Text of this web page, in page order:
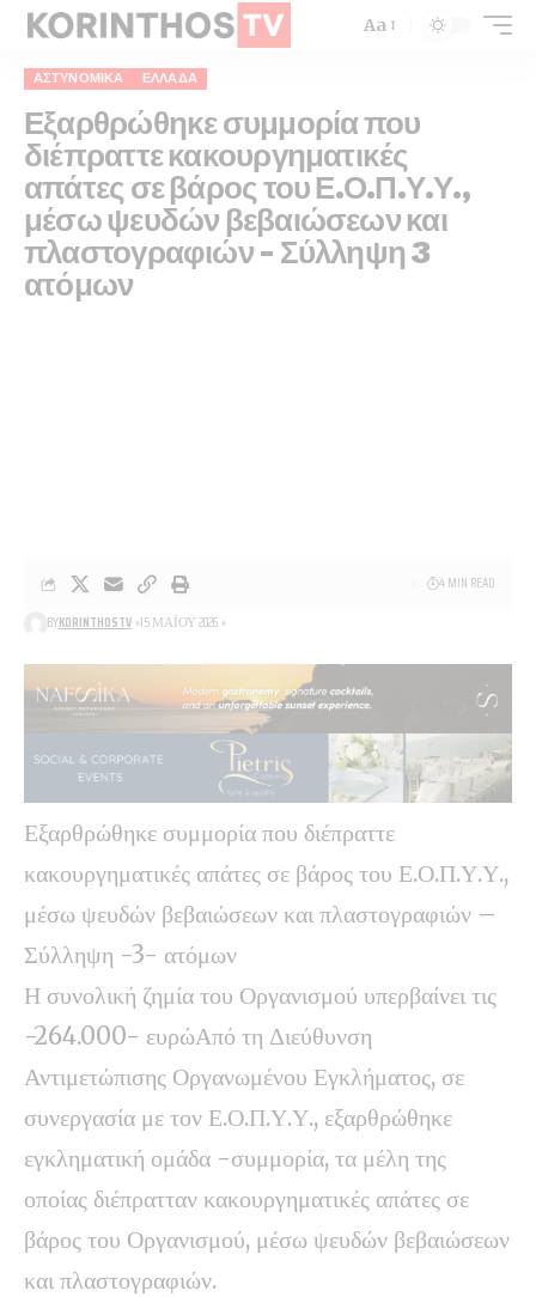
Aa
ΑΣΤΥΝΟΜΙΚΆ ΕΛΛΆΔΑ
Εξαρθρώθηκε συμμορία που
διέπραττε κακουργηματικές
απάτες σε βάρος του Ε.Ο.Π.Υ.Υ.,
μέσω ψευδών βεβαιώσεων και
πλαστογραφιών – Σύλληψη 3
ατόμων
BYKORINTHOSTV 15 ΜΑΪ́ΟΥ 2026
4 MIN READ
Εξαρθρώθηκε συμμορία που διέπραττε
κακουργηματικές απάτες σε βάρος του Ε.Ο.Π.Υ.Υ.,
μέσω ψευδών βεβαιώσεων και πλαστογραφιών –
Σύλληψη -3- ατόμων
Η συνολική ζημία του Οργανισμού υπερβαίνει τις
-264.000- ευρώΑπό τη Διεύθυνση
Αντιμετώπισης Οργανωμένου Εγκλήματος, σε
συνεργασία με τον Ε.Ο.Π.Υ.Υ., εξαρθρώθηκε
εγκληματική ομάδα -συμμορία, τα μέλη της
οποίας διέπρατταν κακουργηματικές απάτες σε
βάρος του Οργανισμού, μέσω ψευδών βεβαιώσεων
και πλαστογραφιών.